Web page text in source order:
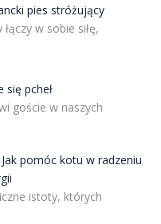
pies stróżujący
w sobie siłę,
się pcheł
goście w naszych
pomóc kotu w radzeniu
istoty, których